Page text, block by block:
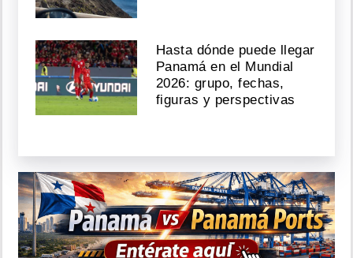
Hasta dónde puede llegar
Panamá en el Mundial
2026: grupo, fechas,
figuras y perspectivas